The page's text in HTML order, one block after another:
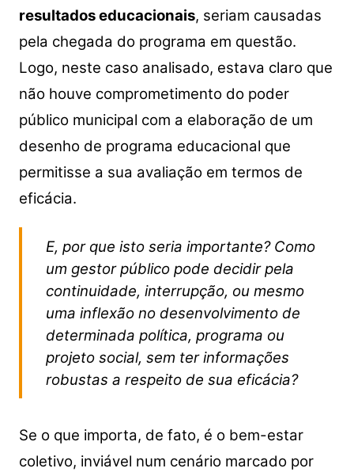
resultados educacionais, seriam causadas
pela chegada do programa em questão.
Logo, neste caso analisado, estava claro que
não houve comprometimento do poder
público municipal com a elaboração de um
desenho de programa educacional que
permitisse a sua avaliação em termos de
eficácia.
E, por que isto seria importante? Como
um gestor público pode decidir pela
continuidade, interrupção, ou mesmo
uma inflexão no desenvolvimento de
determinada política, programa ou
projeto social, sem ter informações
robustas a respeito de sua eficácia?
Se o que importa, de fato, é o bem-estar
coletivo, inviável num cenário marcado por